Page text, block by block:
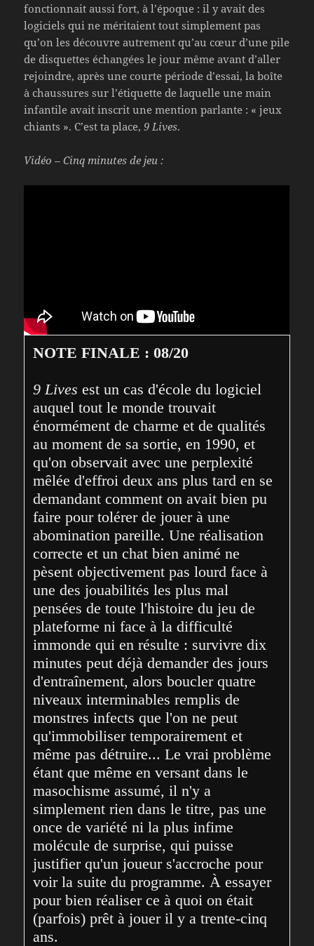
fonctionnait aussi fort, à l’époque : il y avait des
logiciels qui ne méritaient tout simplement pas
qu’on les découvre autrement qu’au cœur d’une pile
de disquettes échangées le jour même avant d’aller
rejoindre, après une courte période d’essai, la boîte
à chaussures sur l’étiquette de laquelle une main
infantile avait inscrit une mention parlante : « jeux
chiants ». C’est ta place,9 Lives.
Vidéo – Cinq minutes de jeu :
NOTE FINALE : 08/20
9 Lives est un cas d'école du logiciel
auquel tout le monde trouvait
énormément de charme et de qualités
au moment de sa sortie, en 1990, et
qu'on observait avec une perplexité
mêlée d'effroi deux ans plus tard en se
demandant comment on avait bien pu
faire pour tolérer de jouer à une
abomination pareille. Une réalisation
correcte et un chat bien animé ne
pèsent objectivement pas lourd face à
une des jouabilités les plus mal
pensées de toute l'histoire du jeu de
plateforme ni face à la difficulté
immonde qui en résulte : survivre dix
minutes peut déjà demander des jours
d'entraînement, alors boucler quatre
niveaux interminables remplis de
monstres infects que l'on ne peut
qu'immobiliser temporairement et
même pas détruire... Le vrai problème
étant que même en versant dans le
masochisme assumé, il n'y a
simplement rien dans le titre, pas une
once de variété ni la plus infime
molécule de surprise, qui puisse
justifier qu'un joueur s'accroche pour
voir la suite du programme. À essayer
pour bien réaliser ce à quoi on était
(parfois) prêt à jouer il y a trente-cinq
ans.